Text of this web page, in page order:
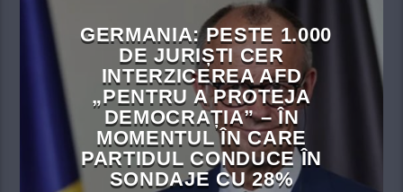
GERMANIA: PESTE 1.000
DE JURIȘTI CER
INTERZICEREA AFD
„PENTRU A PROTEJA
DEMOCRAȚIA” – ÎN
MOMENTUL ÎN CARE
PARTIDUL CONDUCE ÎN
SONDAJE CU 28%